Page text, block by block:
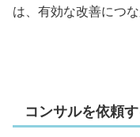
は、有効な改善につ
コンサルを依頼